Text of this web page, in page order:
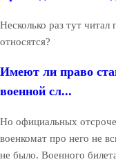
Несколько раз тут
относятся?
Имеют ли право
военной сл...
Но официальных
военкомат про него не
не было. Военного